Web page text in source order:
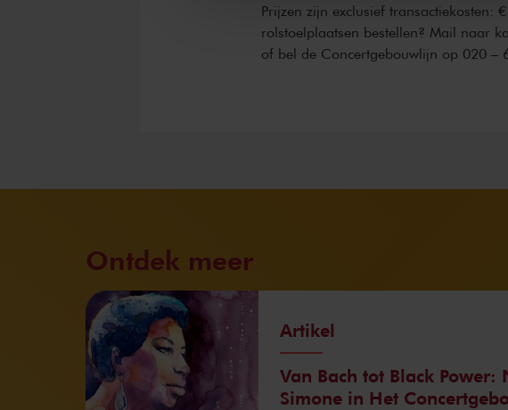
Prijzen zijn exclusief transactiekosten:
rolstoelplaatsen bestellen? Mail naar
of bel de Concertgebouwlijn op 020 –
Ontdek meer
Artikel
Van Bach tot Black Power:
Simone in Het